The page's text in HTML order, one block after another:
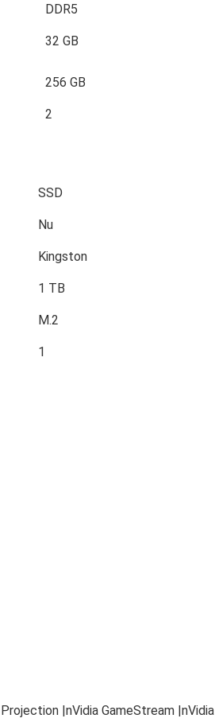
DDR5
32 GB
256 GB
2
SSD
Nu
Kingston
1 TB
M.2
1
|nVidia GameStream |nVidia